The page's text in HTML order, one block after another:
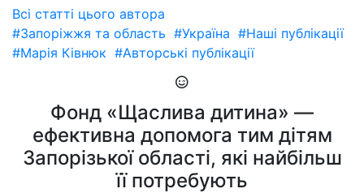
Всі статті цього автора
#Запоріжжя та область #Україна #Наші публікації
#Марія Ківнюк #Авторські публікації
Фонд «Щаслива дитина» —
ефективна допомога тим дітям
Запорізької області, які найбільш
її потребують